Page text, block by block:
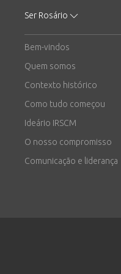
Ser Rosário
Bem-vindos
Quem somos
Contexto histórico
Como tudo começou
Ideário IRSCM
O nosso compromisso
Comunicação e liderança